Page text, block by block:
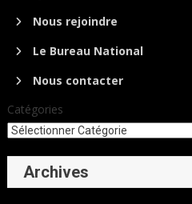
Nous rejoindre
Le Bureau National
Nous contacter
Catégories
Archives